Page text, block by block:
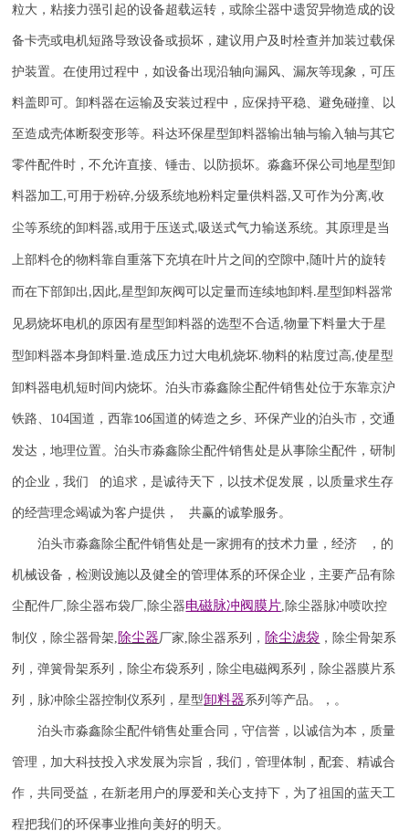
粒大，粘接力强引起的设备超载运转，或除尘器中遗贸异物造成的设
备卡壳或电机短路导致设备或损坏，建议用户及时栓查并加装过载保
护装置。在使用过程中，如设备出现沿轴向漏风、漏灰等现象，可压
料盖即可。卸料器在运输及安装过程中，应保持平稳、避免碰撞、以
至造成壳体断裂变形等。科达环保星型卸料器输出轴与输入轴与其它
零件配件时，不允许直接、锤击、以防损坏。淼鑫环保公司地星型卸
料器加工,可用于粉碎,分级系统地粉料定量供料器,又可作为分离,收
尘等系统的卸料器,或用于压送式,吸送式气力输送系统。其原理是当
上部料仓的物料靠自重落下充填在叶片之间的空隙中 , 随叶片的旋转
而在下部卸出 , 因此,星型卸灰阀可以定量而连续地卸料.星型卸料器常
见易烧坏电机的原因有星型卸料器的选型不合适,物量下料量大于星
型卸料器本身卸料量.造成压力过大电机烧坏.物料的粘度过高,使星型
卸料器电机短时间内烧坏。泊头市淼鑫除尘配件销售处位于东靠京沪
铁路、 104 国道，西靠106 国道的铸造之乡、环保产业的泊头市，交通
发达，地理位置。泊头市淼鑫除尘配件销售处是从事除尘配件，研制
的企业，我们 的追求，是诚待天下，以技术促发展，以质量求生存
的经营理念竭诚为客户提供， 共赢的诚挚服务。
泊头市淼鑫除尘配件销售处是一家拥有的技术力量，经济 ，的
机械设备，检测设施以及健全的管理体系的环保企业，主要产品有除
尘配件厂, 除尘器布袋厂, 除尘器电磁脉冲阀膜片, 除尘器脉冲喷吹控
制仪 ， 除尘器骨架,除尘器厂家, 除尘器系列， 除尘滤袋 ，除尘骨架系
列，弹簧骨架系列，除尘布袋系列，除尘电磁阀系列，除尘器膜片系
列，脉冲除尘器控制仪系列，星型卸料器系列等产品。，。
泊头市淼鑫除尘配件销售处重合同，守信誉，以诚信为本，质量
管理，加大科技投入求发展为宗旨，我们，管理体制，配套、精诚合
作，共同受益，在新老用户的厚爱和关心支持下，为了祖国的蓝天工
程把我们的环保事业推向美好的明天。